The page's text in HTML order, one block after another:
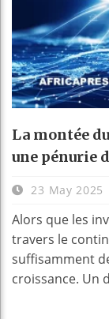
La montée
une pénurie
23 May 2025
Alors que les
travers le
suffisamment
croissance. Un